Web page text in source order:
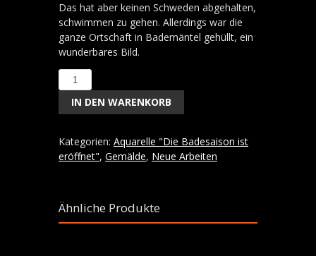
Das hat aber keinen Schweden abgehalten,
schwimmen zu gehen. Allerdings war die
ganze Ortschaft in Bademäntel gehüllt, ein
wunderbares Bild.
Schwedensommer,
Aquarell
71x56
Menge
IN DEN WARENKORB
Kategorien: Aquarelle "Die Badesaison ist
eröffnet", Gemälde, Neue Arbeiten
Ähnliche Produkte